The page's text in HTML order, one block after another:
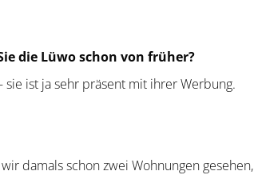
die Lüwo schon von früher?
ist ja sehr präsent mit ihrer Werbung.
damals schon zwei Wohnungen gesehen,